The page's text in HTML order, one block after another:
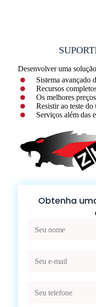
Desenvolver uma
Sistema avançado
Recursos
Os melhores
Resistir ao teste do
Serviços além das
Obtenha